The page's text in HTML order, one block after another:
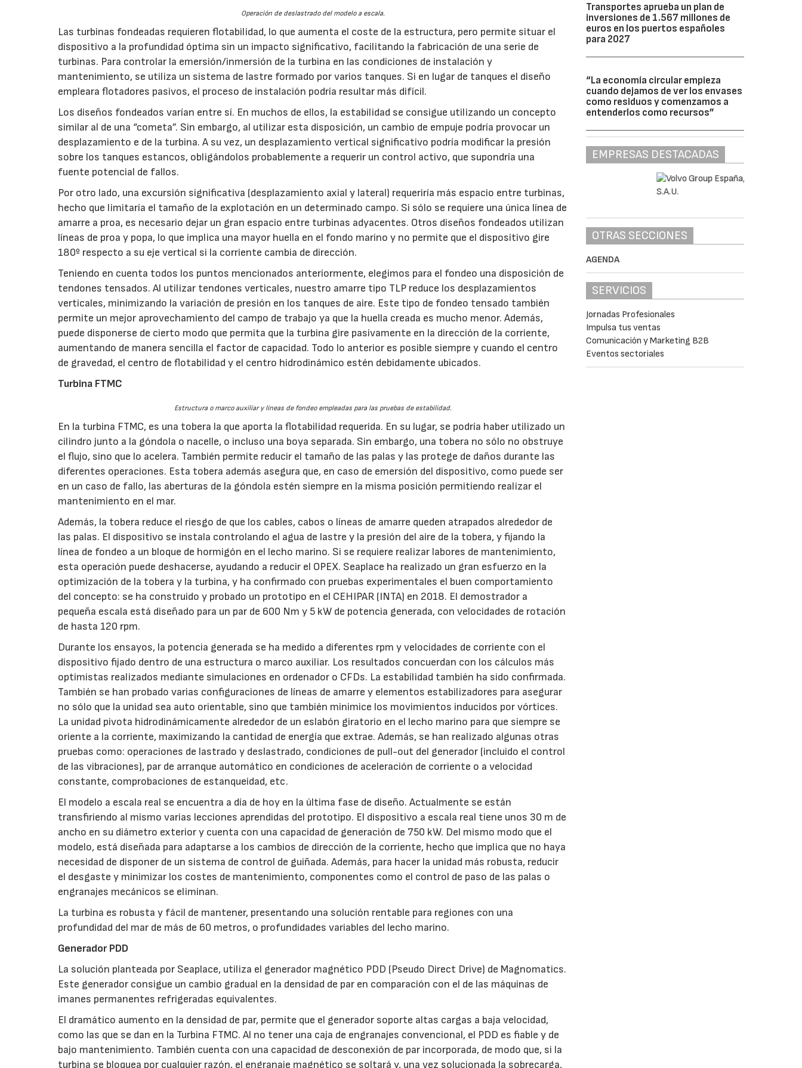
Operación de deslastrado del modelo a escala.
Las turbinas fondeadas requieren flotabilidad, lo que aumenta el coste de la estructura, pero permite situar el
dispositivo a la profundidad óptima sin un impacto significativo, facilitando la fabricación de una serie de
turbinas. Para controlar la emersión/inmersión de la turbina en las condiciones de instalación y
mantenimiento, se utiliza un sistema de lastre formado por varios tanques. Si en lugar de tanques el diseño
empleara flotadores pasivos, el proceso de instalación podría resultar más difícil.
Los diseños fondeados varían entre sí. En muchos de ellos, la estabilidad se consigue utilizando un concepto
similar al de una “cometa”. Sin embargo, al utilizar esta disposición, un cambio de empuje podría provocar un
desplazamiento e de la turbina. A su vez, un desplazamiento vertical significativo podría modificar la presión
sobre los tanques estancos, obligándolos probablemente a requerir un control activo, que supondría una
fuente potencial de fallos.
Por otro lado, una excursión significativa (desplazamiento axial y lateral) requeriría más espacio entre turbinas,
hecho que limitaría el tamaño de la explotación en un determinado campo. Si sólo se requiere una única línea de
amarre a proa, es necesario dejar un gran espacio entre turbinas adyacentes. Otros diseños fondeados utilizan
líneas de proa y popa, lo que implica una mayor huella en el fondo marino y no permite que el dispositivo gire
180º respecto a su eje vertical si la corriente cambia de dirección.
Teniendo en cuenta todos los puntos mencionados anteriormente, elegimos para el fondeo una disposición de
tendones tensados. Al utilizar tendones verticales, nuestro amarre tipo TLP reduce los desplazamientos
verticales, minimizando la variación de presión en los tanques de aire. Este tipo de fondeo tensado también
permite un mejor aprovechamiento del campo de trabajo ya que la huella creada es mucho menor. Además,
puede disponerse de cierto modo que permita que la turbina gire pasivamente en la dirección de la corriente,
aumentando de manera sencilla el factor de capacidad. Todo lo anterior es posible siempre y cuando el centro
de gravedad, el centro de flotabilidad y el centro hidrodinámico estén debidamente ubicados.
Turbina FTMC
Estructura o marco auxiliar y líneas de fondeo empleadas para las pruebas de estabilidad.
En la turbina FTMC, es una tobera la que aporta la flotabilidad requerida. En su lugar, se podría haber utilizado un
cilindro junto a la góndola o nacelle, o incluso una boya separada. Sin embargo, una tobera no sólo no obstruye
el flujo, sino que lo acelera. También permite reducir el tamaño de las palas y las protege de daños durante las
diferentes operaciones. Esta tobera además asegura que, en caso de emersión del dispositivo, como puede ser
en un caso de fallo, las aberturas de la góndola estén siempre en la misma posición permitiendo realizar el
mantenimiento en el mar.
Además, la tobera reduce el riesgo de que los cables, cabos o líneas de amarre queden atrapados alrededor de
las palas. El dispositivo se instala controlando el agua de lastre y la presión del aire de la tobera, y fijando la
línea de fondeo a un bloque de hormigón en el lecho marino. Si se requiere realizar labores de mantenimiento,
esta operación puede deshacerse, ayudando a reducir el OPEX. Seaplace ha realizado un gran esfuerzo en la
optimización de la tobera y la turbina, y ha confirmado con pruebas experimentales el buen comportamiento
del concepto: se ha construido y probado un prototipo en el CEHIPAR (INTA) en 2018. El demostrador a
pequeña escala está diseñado para un par de 600 Nm y 5 kW de potencia generada, con velocidades de rotación
de hasta 120 rpm.
Durante los ensayos, la potencia generada se ha medido a diferentes rpm y velocidades de corriente con el
dispositivo fijado dentro de una estructura o marco auxiliar. Los resultados concuerdan con los cálculos más
optimistas realizados mediante simulaciones en ordenador o CFDs. La estabilidad también ha sido confirmada.
También se han probado varias configuraciones de líneas de amarre y elementos estabilizadores para asegurar
no sólo que la unidad sea auto orientable, sino que también minimice los movimientos inducidos por vórtices.
La unidad pivota hidrodinámicamente alrededor de un eslabón giratorio en el lecho marino para que siempre se
oriente a la corriente, maximizando la cantidad de energía que extrae. Además, se han realizado algunas otras
pruebas como: operaciones de lastrado y deslastrado, condiciones de pull-out del generador (incluido el control
de las vibraciones), par de arranque automático en condiciones de aceleración de corriente o a velocidad
constante, comprobaciones de estanqueidad, etc.
El modelo a escala real se encuentra a día de hoy en la última fase de diseño. Actualmente se están
transfiriendo al mismo varias lecciones aprendidas del prototipo. El dispositivo a escala real tiene unos 30 m de
ancho en su diámetro exterior y cuenta con una capacidad de generación de 750 kW. Del mismo modo que el
modelo, está diseñada para adaptarse a los cambios de dirección de la corriente, hecho que implica que no haya
necesidad de disponer de un sistema de control de guiñada. Además, para hacer la unidad más robusta, reducir
el desgaste y minimizar los costes de mantenimiento, componentes como el control de paso de las palas o
engranajes mecánicos se eliminan.
La turbina es robusta y fácil de mantener, presentando una solución rentable para regiones con una
profundidad del mar de más de 60 metros, o profundidades variables del lecho marino.
Generador PDD
La solución planteada por Seaplace, utiliza el generador magnético PDD (Pseudo Direct Drive) de Magnomatics.
Este generador consigue un cambio gradual en la densidad de par en comparación con el de las máquinas de
imanes permanentes refrigeradas equivalentes.
El dramático aumento en la densidad de par, permite que el generador soporte altas cargas a baja velocidad,
como las que se dan en la Turbina FTMC. Al no tener una caja de engranajes convencional, el PDD es fiable y de
bajo mantenimiento. También cuenta con una capacidad de desconexión de par incorporada, de modo que, si la
turbina se bloquea por cualquier razón, el engranaje magnético se soltará y, una vez solucionada la sobrecarga,
Transportes aprueba un plan de
inversiones de 1.567 millones de
euros en los puertos españoles
para 2027
“La economía circular empieza
cuando dejamos de ver los envases
como residuos y comenzamos a
entenderlos como recursos”
EMPRESAS DESTACADAS
OTRAS SECCIONES
AGENDA
SERVICIOS
Jornadas Profesionales
Impulsa tus ventas
Comunicación y Marketing B2B
Eventos sectoriales